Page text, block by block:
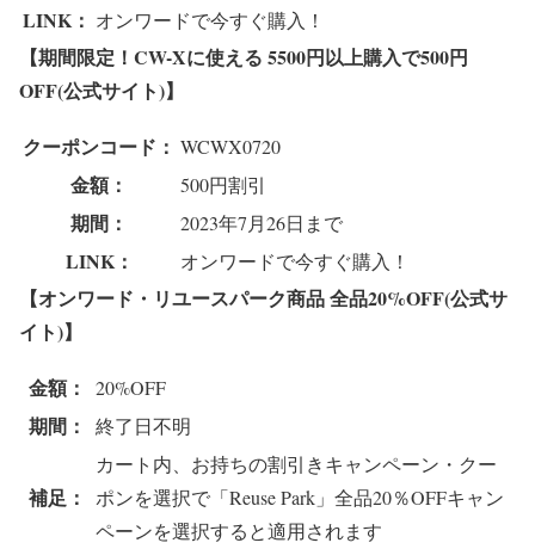
LINK： オンワードで今すぐ購入！
【期間限定！CW-Xに使える 5500円以上購入で500円
OFF(公式サイト)】
クーポンコード： WCWX0720
金額： 500円割引
期間： 2023年7月26日まで
LINK： オンワードで今すぐ購入！
【オンワード・リユースパーク商品 全品20%OFF(公式サ
イト)】
金額： 20%OFF
期間： 終了日不明
補足：
カート内、お持ちの割引きキャンペーン・クー
ポンを選択で「Reuse Park」全品20％OFFキャン
ペーンを選択すると適用されます